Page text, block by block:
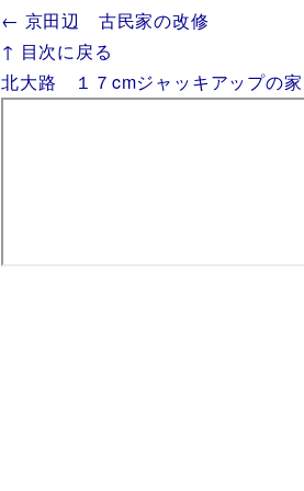
← 京田辺 古民家の改修
↑ 目次に戻る
北大路 １７cmジャッキアップの